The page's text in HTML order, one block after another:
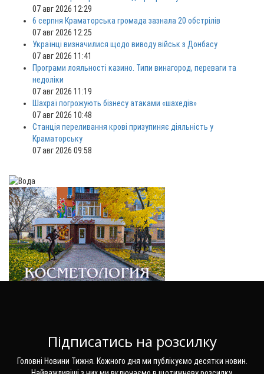
07 авг 2026 12:29
6 серпня Краматорська громада зазнала 20 обстрілів
07 авг 2026 12:25
Українці визначилися щодо виводу військ з Донбасу
07 авг 2026 11:41
Програми лояльності казино. Типи винагород, переваги та
недоліки
07 авг 2026 11:19
Шахраї погрожують бізнесу атаками «шахедів»
07 авг 2026 10:48
Станція переливання крові призупиняє діяльність у
Краматорську
07 авг 2026 09:58
Підписатись на розсилку
Головні Новини Тижня. Кожного дня ми публікуємо десятки новин.